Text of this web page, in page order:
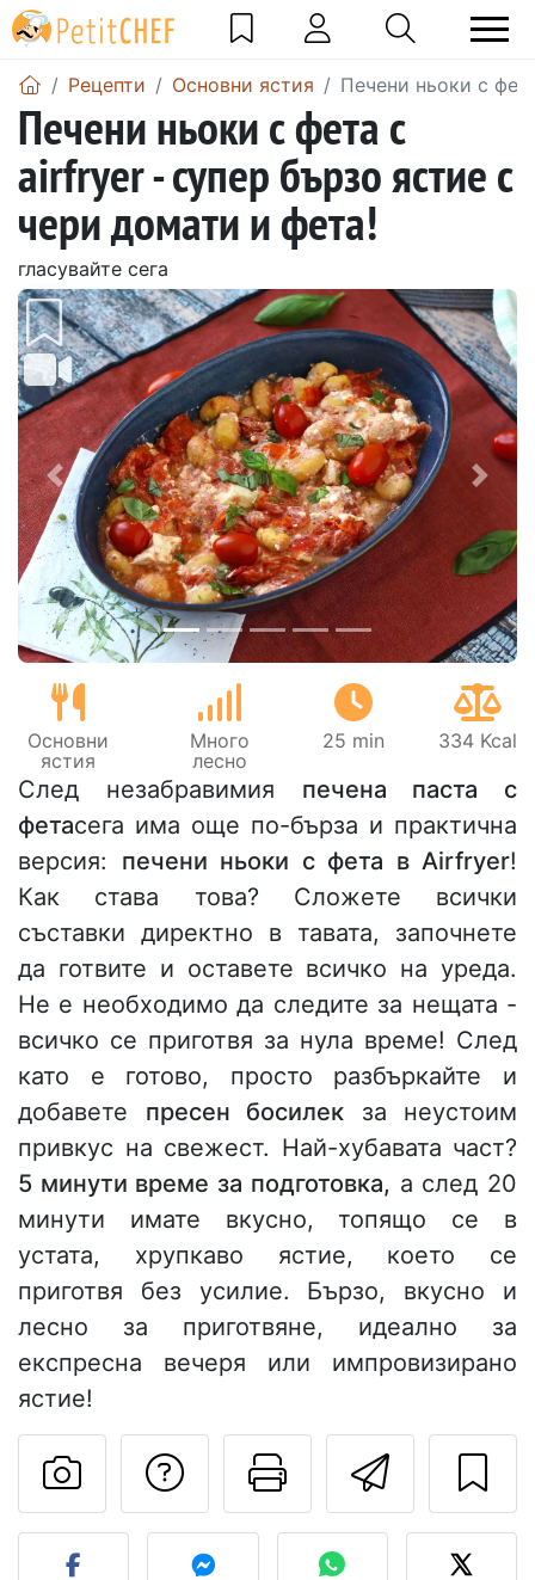
Рецепти Основни ястия Печени ньоки с
Печени ньоки с фета с
airfryer - супер бързо ястие с
чери домати и фета!
гласувайте сега
Предишен
Основни
ястия
Много
лесно
25 min 334 Kcal
След незабравимия печена паста с
фетасега има още по-бърза и практична
версия: печени ньоки с фета в Airfryer!
Как става това? Сложете всички
съставки директно в тавата, започнете
да готвите и оставете всичко на уреда.
Не е необходимо да следите за нещата -
всичко се приготвя за нула време! След
като е готово, просто разбъркайте и
добавете пресен босилек за неустоим
привкус на свежест. Най-хубавата част?
5 минути време за подготовка, а след 20
минути имате вкусно, топящо се в
устата, хрупкаво ястие, което се
приготвя без усилие. Бързо, вкусно и
лесно за приготвяне, идеално за
експресна вечеря или импровизирано
ястие!
Да зададете
Публикувайте своя